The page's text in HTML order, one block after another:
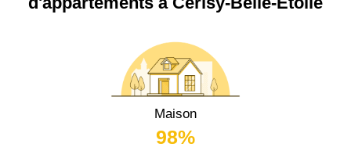
Maison
98%